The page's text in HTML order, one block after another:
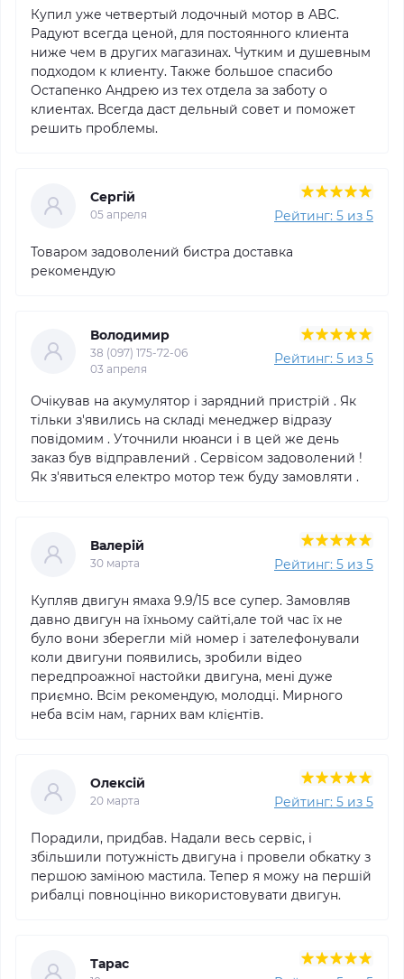
Купил уже четвертый лодочный мотор в ABC.
Радуют всегда ценой, для постоянного клиента
ниже чем в других магазинах. Чутким и душевным
подходом к клиенту. Также большое спасибо
Остапенко Андрею из тех отдела за заботу о
клиентах. Всегда даст дельный совет и поможет
решить проблемы.
Сергій
05 апреля Рейтинг: 5 из 5
Товаром задоволений бистра доставка
рекомендую
Володимир
38 (097) 175-72-06
03 апреля
Рейтинг: 5 из 5
Очікував на акумулятор і зарядний пристрій . Як
тільки з'явились на складі менеджер відразу
повідомим . Уточнили нюанси і в цей же день
заказ був відправлений . Сервісом задоволений !
Як з'явиться електро мотор теж буду замовляти .
Валерій
30 марта Рейтинг: 5 из 5
Купляв двигун ямаха 9.9/15 все супер. Замовляв
давно двигун на їхньому сайті,але той час їх не
було вони зберегли мій номер і зателефонували
коли двигуни появились, зробили відео
передпроажної настойки двигуна, мені дуже
приємно. Всім рекомендую, молодці. Мирного
неба всім нам, гарних вам клієнтів.
Олексій
20 марта Рейтинг: 5 из 5
Порадили, придбав. Надали весь сервіс, і
збільшили потужність двигуна і провели обкатку з
першою заміною мастила. Тепер я можу на першій
рибалці повноцінно використовувати двигун.
Тарас